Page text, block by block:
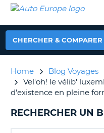
LOCATION
VOITURE
CAMPING-
CAR
AUTO
EUROPE
LOCATION
VOITURE
CAR
PARTENAIRES
SUPPORT
CHERCHER &
Home
Blog Voyages
Vel'oh! le vélib'
d'existence en pleine
RECHERCHER UN